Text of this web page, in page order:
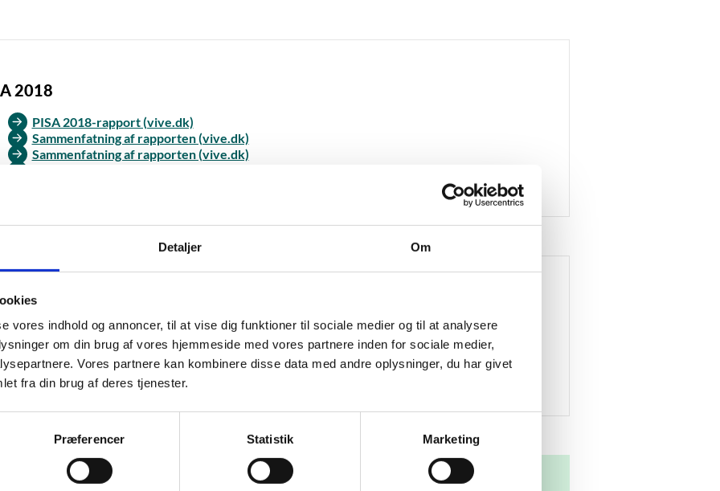
Detaljer Om
vores indhold og annoncer, til at vise dig funktioner til sociale medier og til at analysere
om din brug af vores hjemmeside med vores partnere inden for sociale medier,
Vores partnere kan kombinere disse data med andre oplysninger, du har givet
fra din brug af deres tjenester.
Præferencer Statistik Marketing
2018
PISA 2018-rapport (vive.dk)
Sammenfatning af rapporten (vive.dk)
Sammenfatning af rapporten (vive.dk)
VIVE
Danmarks Institut for pædagogik og Uddannelse (dpu.au.dk)